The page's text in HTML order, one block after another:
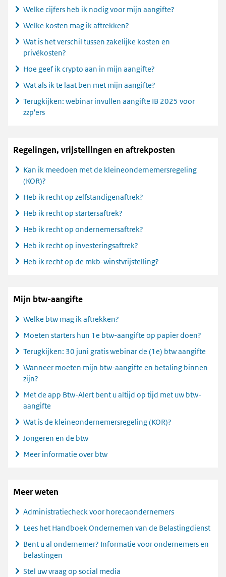
Welke cijfers heb ik nodig voor mijn aangifte?
Welke kosten mag ik aftrekken?
Wat is het verschil tussen zakelijke kosten en
privékosten?
Hoe geef ik crypto aan in mijn aangifte?
Wat als ik te laat ben met mijn aangifte?
Terugkijken: webinar invullen aangifte IB 2025 voor
zzp'ers
Regelingen, vrijstellingen en aftrekposten
Kan ik meedoen met de kleineondernemersregeling
(KOR)?
Heb ik recht op zelfstandigenaftrek?
Heb ik recht op startersaftrek?
Heb ik recht op ondernemersaftrek?
Heb ik recht op investeringsaftrek?
Heb ik recht op de mkb-winstvrijstelling?
Mijn btw-aangifte
Welke btw mag ik aftrekken?
Moeten starters hun 1e btw-aangifte op papier doen?
Terugkijken: 30 juni gratis webinar de (1e) btw aangifte
Wanneer moeten mijn btw-aangifte en betaling binnen
zijn?
Met de app Btw-Alert bent u altijd op tijd met uw btw-
aangifte
Wat is de kleineondernemersregeling (KOR)?
Jongeren en de btw
Meer informatie over btw
Meer weten
Administratiecheck voor horecaondernemers
Lees het Handboek Ondernemen van de Belastingdienst
Bent u al ondernemer? Informatie voor ondernemers en
belastingen
Stel uw vraag op social media